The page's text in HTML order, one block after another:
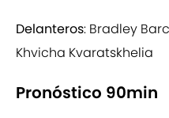
Delanteros: Bradley
Khvicha Kvaratskhelia
Pronóstico 90min